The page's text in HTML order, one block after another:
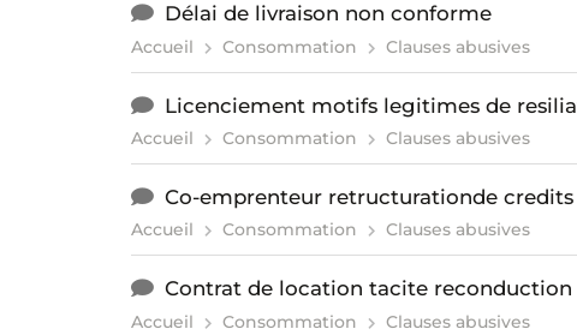
Délai de livraison non conforme
Accueil Consommation Clauses abusives
Licenciement motifs legitimes de
Accueil Consommation Clauses abusives
Co-emprenteur retructurationde credits
Accueil Consommation Clauses abusives
Contrat de location tacite reconduction
Accueil Consommation Clauses abusives